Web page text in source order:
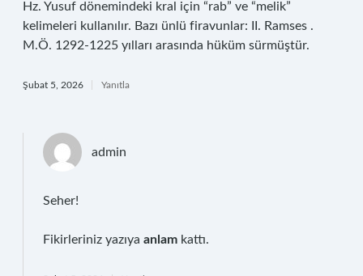
Hz. Yusuf dönemindeki kral için “rab” ve “melik”
kelimeleri kullanılır. Bazı ünlü firavunlar: II. Ramses .
M.Ö. 1292-1225 yılları arasında hüküm sürmüştür.
Şubat 5, 2026 Yanıtla
admin
Seher!
Fikirleriniz yazıya anlam kattı.